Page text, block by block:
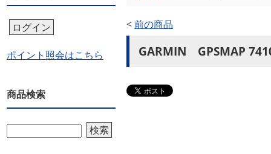
ログイン
ポイント照会はこちら
商品検索
検索
<前の商品
GARMIN GPSMAP